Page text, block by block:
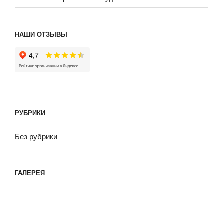
НАШИ ОТЗЫВЫ
РУБРИКИ
Без рубрики
ГАЛЕРЕЯ